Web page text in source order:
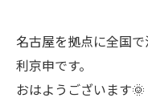
名古屋を拠点に全国
利京申です。
おはようございます🌞